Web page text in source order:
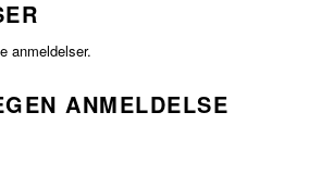
anmeldelser.
ANMELDELSE